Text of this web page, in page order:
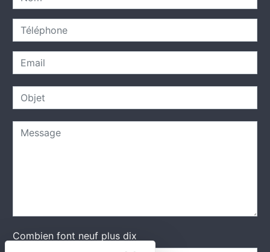
Combien font neuf plus dix